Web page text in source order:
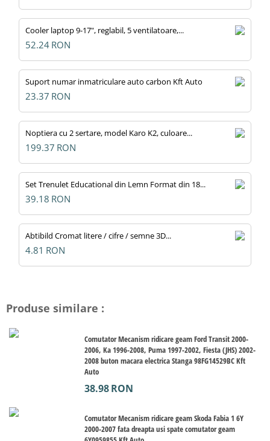
Cooler laptop 9-17", reglabil, 5 ventilatoare,...
52.24 RON
Suport numar inmatriculare auto carbon Kft Auto
23.37 RON
Noptiera cu 2 sertare, model Karo K2, culoare...
199.37 RON
Set Trenulet Educational din Lemn Format din 18...
39.18 RON
Abtibild Cromat litere / cifre / semne 3D...
4.81 RON
Produse similare :
Comutator Mecanism ridicare geam Ford Transit 2000-
2006, Ka 1996-2008, Puma 1997-2002, Fiesta (JHS) 2002-
2008 buton macara electrica Stanga 98FG14529BC Kft
Auto
38.98RON
Comutator Mecanism ridicare geam Skoda Fabia 1 6Y
2000-2007 fata dreapta usi spate comutator geam